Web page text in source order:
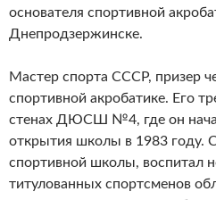
основателя спортивной
Днепродзержинске.
Мастер спорта СССР, призер
спортивной акробатике. Его
стенах ДЮСШ №4, где он
открытия школы в 1983 году.
спортивной школы, воспитал
титулованных спортсменов